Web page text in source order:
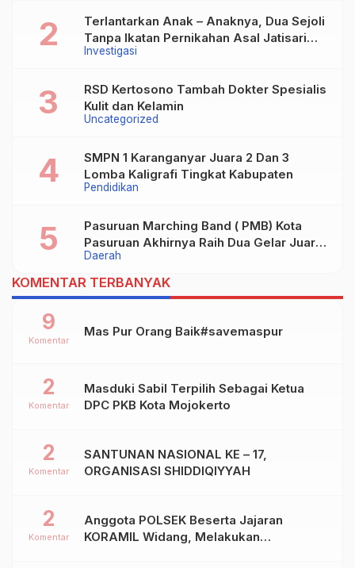
Investigasi
Terlantarkan Anak – Anaknya, Dua Sejoli
Tanpa Ikatan Pernikahan Asal Jatisari
Kecamatan Geger Madiun dan Maospati
Uncategorized
RSD Kertosono Tambah Dokter Spesialis
Kulit dan Kelamin
Pendidikan
SMPN 1 Karanganyar Juara 2 Dan 3
Lomba Kaligrafi Tingkat Kabupaten
Daerah
Pasuruan Marching Band ( PMB) Kota
Pasuruan Akhirnya Raih Dua Gelar Juara
Dalam Kejurprov Jatim 2024
KOMENTAR TERBANYAK
Mas Pur Orang Baik#savemaspur
9
Komentar
Masduki Sabil Terpilih Sebagai Ketua
DPC PKB Kota Mojokerto
2
Komentar
SANTUNAN NASIONAL KE – 17,
ORGANISASI SHIDDIQIYYAH
2
Komentar
Anggota POLSEK Beserta Jajaran
KORAMIL Widang, Melakukan
2
Komentar